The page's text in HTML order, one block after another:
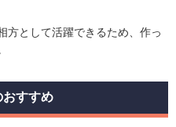
方として活躍できるため、作っ
おすすめ